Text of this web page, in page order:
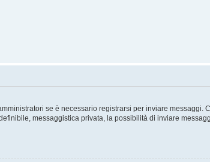
se è necessario registrarsi per inviare
messaggistica privata, la possibilità di inviare